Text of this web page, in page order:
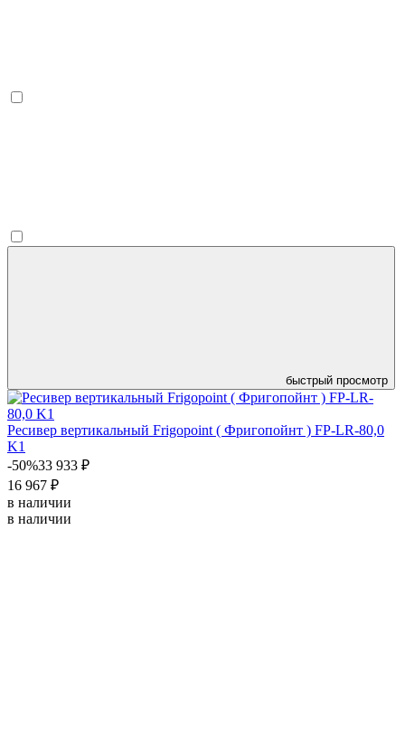
быстрый просмотр
Ресивер вертикальный Frigopoint ( Фригопойнт ) FP-LR-80,0
K1
-50%33 933 ₽
16 967 ₽
в наличии
в наличии